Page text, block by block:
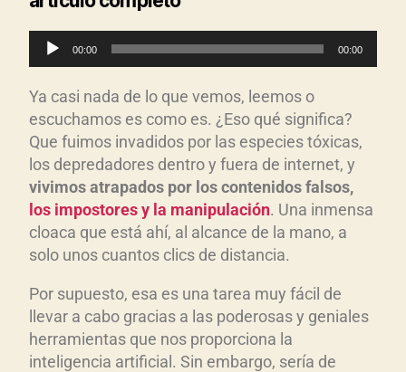
e
p
r
o
d
u
c
t
o
r
d
e
a
00:00 00:00
Ya casi nada de lo que vemos, leemos o
escuchamos es como es. ¿Eso qué significa?
Que fuimos invadidos por las especies tóxicas,
los depredadores dentro y fuera de internet, y
vivimos atrapados por los contenidos falsos,
los impostores y la manipulación. Una inmensa
cloaca que está ahí, al alcance de la mano, a
solo unos cuantos clics de distancia.
Por supuesto, esa es una tarea muy fácil de
llevar a cabo gracias a las poderosas y geniales
herramientas que nos proporciona la
inteligencia artificial. Sin embargo, sería de